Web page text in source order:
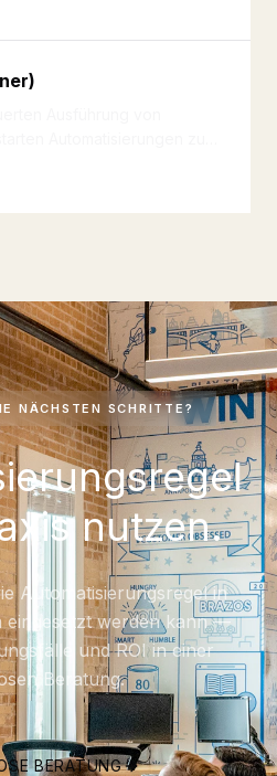
NÄCHSTEN SCHRITTE?
nutzen.
Automatisierungsregel in
eingesetzt werden kann —
und ROI in einer
Beratung.
BERATUNG